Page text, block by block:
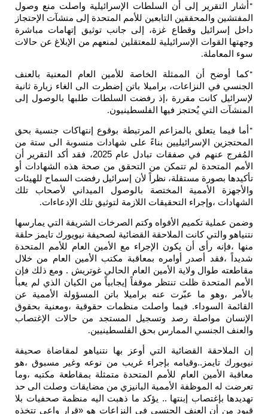
* أشار التقرير إلى أن السلطات الإسرائيلية واصلت منع وصول
المفتشين والمحققين التابعين للأمم المتحدة إلى منشآت الإحتجاز
داخل إسرائيل وقطاع غزة، إلى جانب توثيق إتهامات مباشرة
وجهتها القوات الإسرائيلية للمعتقلين لمنعهم من الإبلاغ عن حالات
سوء المعاملة.
*كما أوضح أن الممثلة الخاصة للأمين العام المعنية بالعنف
الجنسي في النزاعات، براميلا باتن إضطرت الى الغاء زيارة ثانية
لإسرائيل كانت مقررة ،إذ رفضت السلطات طلبها بالوصول إلى
المنشآت التي يُحتجز فيها الفلسطينيون.
* أما فيما يتعلق بالمزاعم المرتبطة بوقوع إنتهاكات جنسية بحق
المحتجزين الإسرائيليين بناءً على شهادات منسوبة الى ستة من
المُفرج عنهم في صفقات تبادل عام 2025، فقد أكد التقرير أن
الأمم المتحدة لم تتمكن من التحقق من صحة هذه الشهادات أو
تأكيدها بصورة مستقلة، نظراً لأن إسرائيل رفضت السماح للهيئات
والأجهزة الأممية المختصة بالوصول الميداني لأصحاب تلك
الشهادات ،وإجراء التحقيقات اللازمة لتوثيق تلك الإدعاءات.
وضمن عملية تكميم الأفواه وكتم الصرخات الشريفة التي يمارسها
نتنياهو والتي كانت الملاحقة القضائية لصحيفة نيويورك تايمز حلقة
منها ،فإنه رأى أن يكون الإجراء مع الأمين العام للأمم المتحدة
شديداً ،فقد أصدر أوامره بمعاقبة مكتب الأمين العام من خلال
مقاطعته طوال ولاية الأمين العام الحالي غوتريش . ومع ذلك فإن
الأمم المتحدة ظلت تنتظر موقفاً إيجابياً من الكيان الذي لم يعبأ
بالأمر ،وهو ما عبّرت عنه براميلا باتن المسؤولة الأممية عن
القائمة السوداء. فيما واصلت منظمات حقوقية ،ومعنية بحقوق
الإنسان مواصلة رصد وتسجيل المستجد من حالات الإغتصاب
والعنف الجنسي الممارس بحق الفلسطينيين.
إن الملاحقة القضائية التي أوعز بها نتنياهو لمقاضاة صحيفة
نيويورك تايمز..وقيامه بإجراء غريب من نوعه وغير مسبوق ،هو
معاقبة الأمين العام للأمم المتحدة متمثلة بمقاطعة مكتبه ،وما
تعرضت له الموظفة الأممية البانيزي من مضايقات وصلت الى حد
تهديدها بإغتصاب إبنتها .. يؤكد ما ذهبت اليه منظمة صحفيات بلا
قيود من أن العنف الجنسي في النزاعات هو «قرار واعي تتخذه